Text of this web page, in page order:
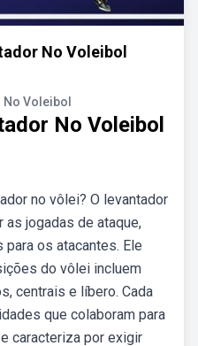
No Voleibol
Voleibol
No Voleibol
no vôlei? O levantador
jogadas de ataque,
os atacantes. Ele
do vôlei incluem
centrais e líbero. Cada
que colaboram para
caracteriza por exigir